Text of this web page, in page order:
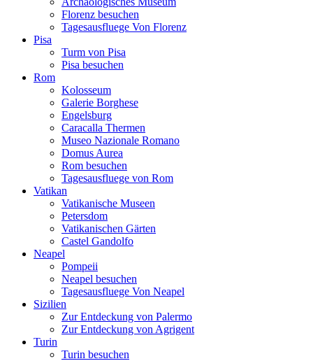
Florenz besuchen
Tagesausfluege Von Florenz
Pisa
Turm von Pisa
Pisa besuchen
Rom
Kolosseum
Galerie Borghese
Engelsburg
Caracalla Thermen
Museo Nazionale Romano
Domus Aurea
Rom besuchen
Tagesausfluege von Rom
Vatikan
Vatikanische Museen
Petersdom
Vatikanischen Gärten
Castel Gandolfo
Neapel
Pompeii
Neapel besuchen
Tagesausfluege Von Neapel
Sizilien
Zur Entdeckung von Palermo
Zur Entdeckung von Agrigent
Turin
Turin besuchen